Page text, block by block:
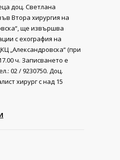
доц. Светлана
Втора хирургия на
ще извършва
с ехография на
„Александровска“ (при
ч. Записването е
02 / 9230750. Доц.
хирург с над 15